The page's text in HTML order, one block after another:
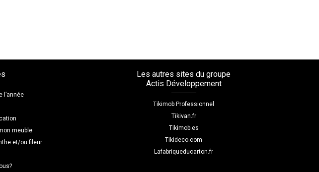
l’année
meuble
et/ou fileur
Les autres sites du groupe
Actis Développement
Tikimob Professionnel
Tikivan.fr
Tikimob.es
Tikideco.com
Lafabriqueducarton.fr